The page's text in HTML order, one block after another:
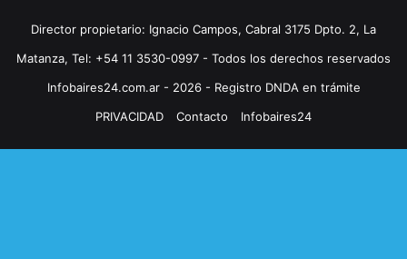
Director propietario: Ignacio Campos, Cabral 3175 Dpto. 2, La
Matanza, Tel: +54 11 3530-0997 - Todos los derechos reservados
Infobaires24.com.ar - 2026 - Registro DNDA en trámite
PRIVACIDAD
Contacto Infobaires24